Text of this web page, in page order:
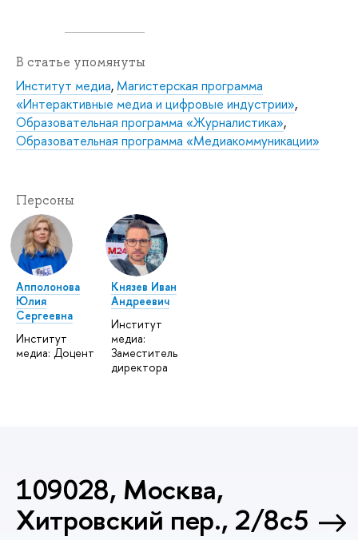
В статье упомянуты
Институт медиа, Магистерская программа
«Интерактивные медиа и цифровые индустрии»,
Образовательная программа «Журналистика»,
Образовательная программа «Медиакоммуникации»
Персоны
Апполонова
Юлия
Сергеевна
Институт
медиа: Доцент
Князев Иван
Андреевич
Институт
медиа:
Заместитель
директора
109028, Москва,
Хитровский пер., 2/8с5